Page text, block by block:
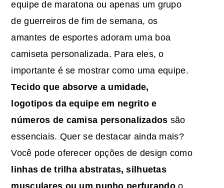
equipe de maratona ou apenas um grupo
de guerreiros de fim de semana, os
amantes de esportes adoram uma boa
camiseta personalizada. Para eles, o
importante é se mostrar como uma equipe.
Tecido que absorve a umidade,
logotipos da equipe em negrito e
números de camisa personalizados são
essenciais. Quer se destacar ainda mais?
Você pode oferecer opções de design como
linhas de trilha abstratas, silhuetas